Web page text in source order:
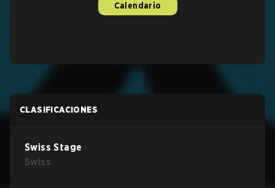
Calendario
CLASIFICACIONES
Swiss Stage
Swiss